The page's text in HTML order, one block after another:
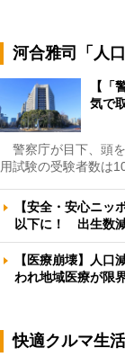
河合雅司「人
【「
気で
警察庁が目下、頭
用試験の受験者数は
【安全・安心ニ
以下に！ 出生数
【医療崩壊】人口
われ地域医療が
快適クルマ生